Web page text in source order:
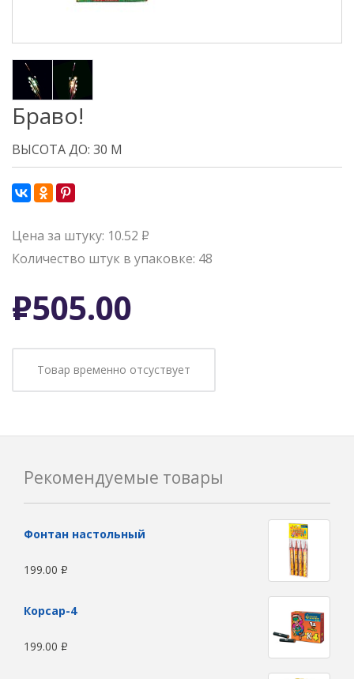
Браво!
ВЫСОТА ДО: 30 М
Цена за штуку: 10.52 Р
Количество штук в упаковке: 48
Р505.00
Товар временно отсуствует
Рекомендуемые товары
Фонтан настольный
199.00 Р
Корсар-4
199.00 Р